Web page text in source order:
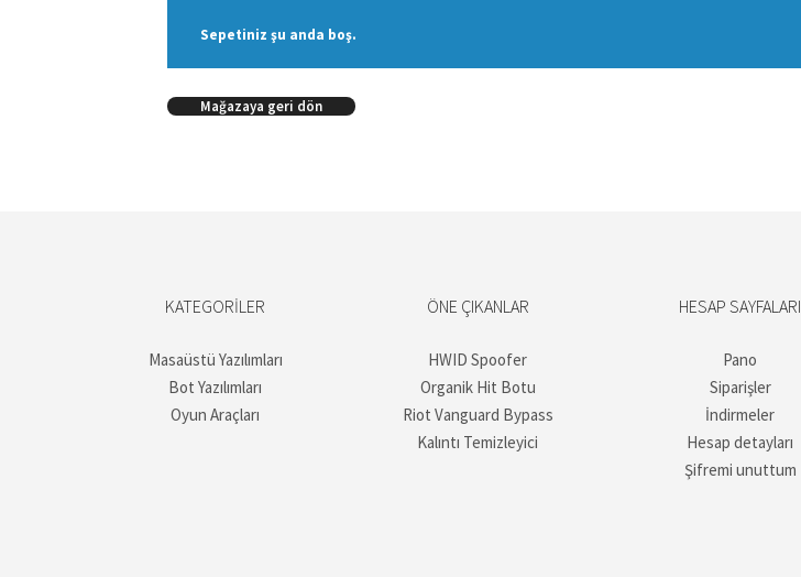
Sepetiniz şu anda boş.
Mağazaya geri dön
KATEGORILER
Masaüstü Yazılımları
Bot Yazılımları
Oyun Araçları
ÖNE ÇIKANLAR
HWID Spoofer
Organik Hit Botu
Riot Vanguard Bypass
Kalıntı Temizleyici
HESAP SAYFALARI
Pano
Siparişler
İndirmeler
Hesap detayları
Şifremi unuttum